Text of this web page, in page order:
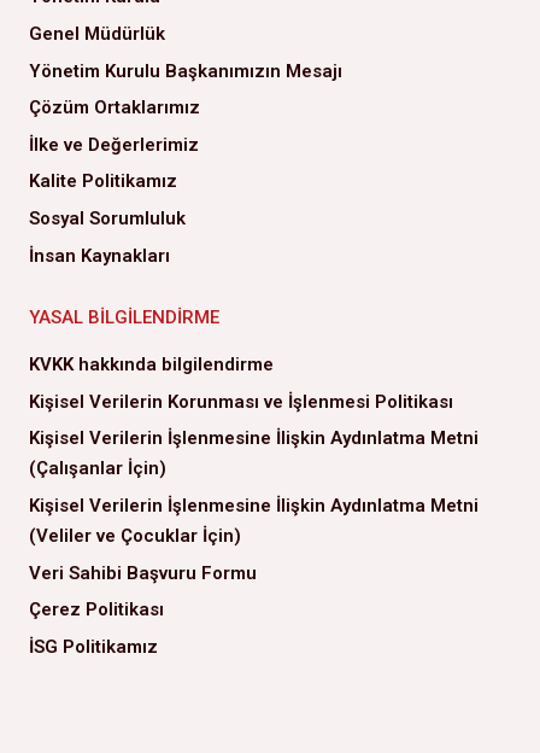
Genel Müdürlük
Yönetim Kurulu Başkanımızın Mesajı
Çözüm Ortaklarımız
İlke ve Değerlerimiz
Kalite Politikamız
Sosyal Sorumluluk
İnsan Kaynakları
YASAL BILGILENDIRME
KVKK hakkında bilgilendirme
Kişisel Verilerin Korunması ve İşlenmesi Politikası
Kişisel Verilerin İşlenmesine İlişkin Aydınlatma Metni
(Çalışanlar İçin)
Kişisel Verilerin İşlenmesine İlişkin Aydınlatma Metni
(Veliler ve Çocuklar İçin)
Veri Sahibi Başvuru Formu
Çerez Politikası
İSG Politikamız